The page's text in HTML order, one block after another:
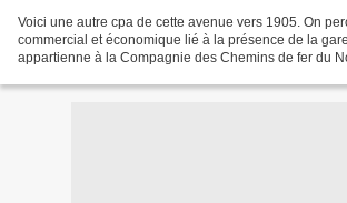
Voici une autre cpa de cette avenue vers 1905. On
commercial et économique lié à la présence de la
appartienne à la Compagnie des Chemins de fer du